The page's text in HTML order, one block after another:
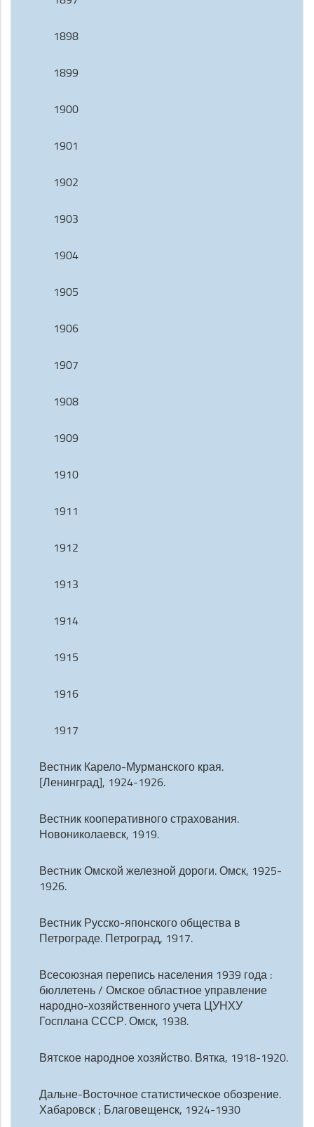
1898
1899
1900
1901
1902
1903
1904
1905
1906
1907
1908
1909
1910
1911
1912
1913
1914
1915
1916
1917
Вестник Карело-Мурманского края.
[Ленинград], 1924-1926.
Вестник кооперативного страхования.
Новониколаевск, 1919.
Вестник Омской железной дороги. Омск, 1925-
1926.
Вестник Русско-японского общества в
Петрограде. Петроград, 1917.
Всесоюзная перепись населения 1939 года :
бюллетень / Омское областное управление
народно-хозяйственного учета ЦУНХУ
Госплана СССР. Омск, 1938.
Вятское народное хозяйство. Вятка, 1918-1920.
Дальне-Восточное статистическое обозрение.
Хабаровск ; Благовещенск, 1924-1930